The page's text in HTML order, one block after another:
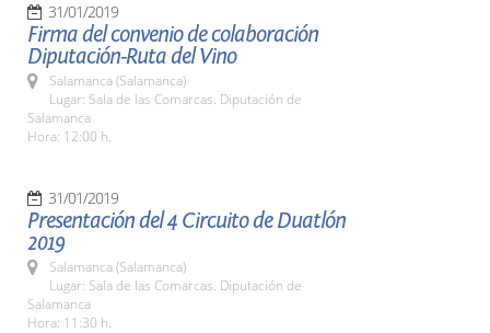
31/01/2019
Firma del convenio de colaboración
Diputación-Ruta del Vino
Salamanca (Salamanca)
Lugar: Sala de las Comarcas. Diputación de
Salamanca
Hora: 12:00 h.
31/01/2019
Presentación del 4 Circuito de Duatlón
2019
Salamanca (Salamanca)
Lugar: Sala de las Comarcas. Diputación de
Salamanca
Hora: 11:30 h.